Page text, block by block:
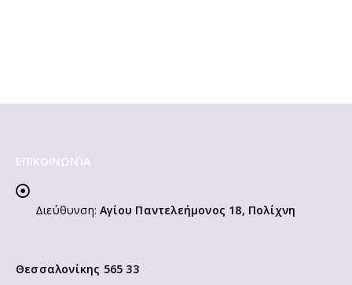
ΕΠΙΚΟΙΝΩΝΊΑ
Διεύθυνση: Αγίου Παντελεήμονος 18, Πολίχνη
Θεσσαλονίκης 565 33